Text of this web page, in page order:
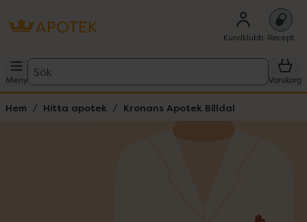
Kundklubb Recept
Meny
Sök
Varukorg
Hem Hitta apotek Kronans Apotek Billdal